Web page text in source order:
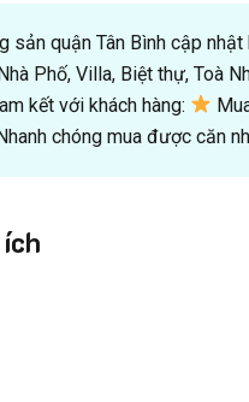
quận Tân Bình cập
Phố, Villa, Biệt thự, Toà
kết với khách hàng:
chóng mua được căn